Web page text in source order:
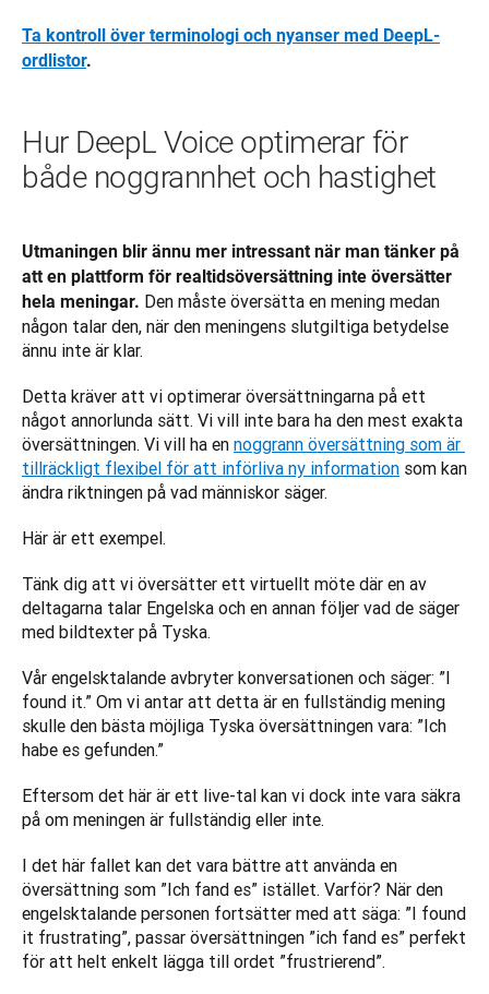
Ta kontroll över terminologi och nyanser med DeepL-
ordlistor.
Hur DeepL Voice optimerar för
både noggrannhet och hastighet
Utmaningen blir ännu mer intressant när man tänker på
att en plattform för realtidsöversättning inte översätter
hela meningar. Den måste översätta en mening medan
någon talar den, när den meningens slutgiltiga betydelse
ännu inte är klar.
Detta kräver att vi optimerar översättningarna på ett
något annorlunda sätt. Vi vill inte bara ha den mest exakta
översättningen. Vi vill ha en noggrann översättning som är
tillräckligt flexibel för att införliva ny information som kan
ändra riktningen på vad människor säger.
Här är ett exempel.
Tänk dig att vi översätter ett virtuellt möte där en av
deltagarna talar Engelska och en annan följer vad de säger
med bildtexter på Tyska.
Vår engelsktalande avbryter konversationen och säger: ”I
found it.” Om vi antar att detta är en fullständig mening
skulle den bästa möjliga Tyska översättningen vara: ”Ich
habe es gefunden.”
Eftersom det här är ett live-tal kan vi dock inte vara säkra
på om meningen är fullständig eller inte.
I det här fallet kan det vara bättre att använda en
översättning som ”Ich fand es” istället. Varför? När den
engelsktalande personen fortsätter med att säga: ”I found
it frustrating”, passar översättningen ”ich fand es” perfekt
för att helt enkelt lägga till ordet ”frustrierend”.